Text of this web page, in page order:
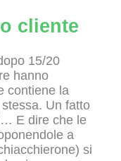
cliente
15/20
hanno
contiene la
Un fatto
E dire che le
a
si